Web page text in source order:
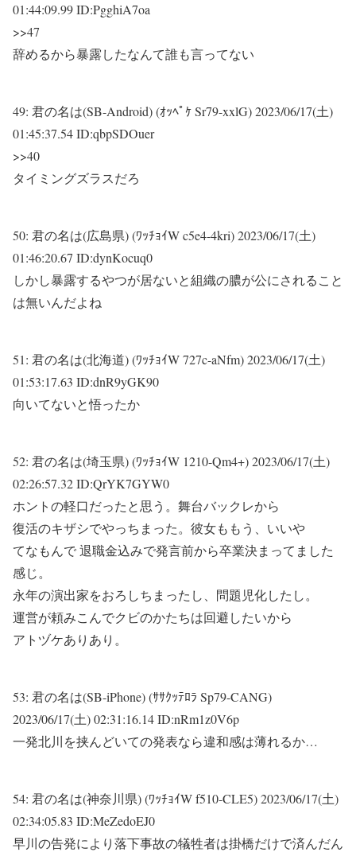
01:44:09.99 ID:PgghiA7oa
>>47
辞めるから暴露したなんて誰も言ってない
49: 君の名は(SB-Android) (ｵｯﾍﾟｹ Sr79-xxlG)2023/06/17(土)
01:45:37.54 ID:qbpSDOuer
>>40
タイミングズラスだろ
50: 君の名は(広島県) (ﾜｯﾁｮｲW c5e4-4kri)2023/06/17(土)
01:46:20.67 ID:dynKocuq0
しかし暴露するやつが居ないと組織の膿が公にされること
は無いんだよね
51: 君の名は(北海道) (ﾜｯﾁｮｲW 727c-aNfm)2023/06/17(土)
01:53:17.63 ID:dnR9yGK90
向いてないと悟ったか
52: 君の名は(埼玉県) (ﾜｯﾁｮｲW 1210-Qm4+)2023/06/17(土)
02:26:57.32 ID:QrYK7GYW0
ホントの軽口だったと思う。舞台バックレから
復活のキザシでやっちまった。彼女ももう、いいや
てなもんで 退職金込みで発言前から卒業決まってました
感じ。
永年の演出家をおろしちまったし、問題児化したし。
運営が頼みこんでクビのかたちは回避したいから
アトヅケありあり。
53: 君の名は(SB-iPhone) (ｻｻｸｯﾃﾛﾗ Sp79-CANG)
2023/06/17(土) 02:31:16.14 ID:nRm1z0V6p
一発北川を挟んどいての発表なら違和感は薄れるか…
54: 君の名は(神奈川県) (ﾜｯﾁｮｲW f510-CLE5)2023/06/17(土)
02:34:05.83 ID:MeZedoEJ0
早川の告発により落下事故の犠牲者は掛橋だけで済んだん